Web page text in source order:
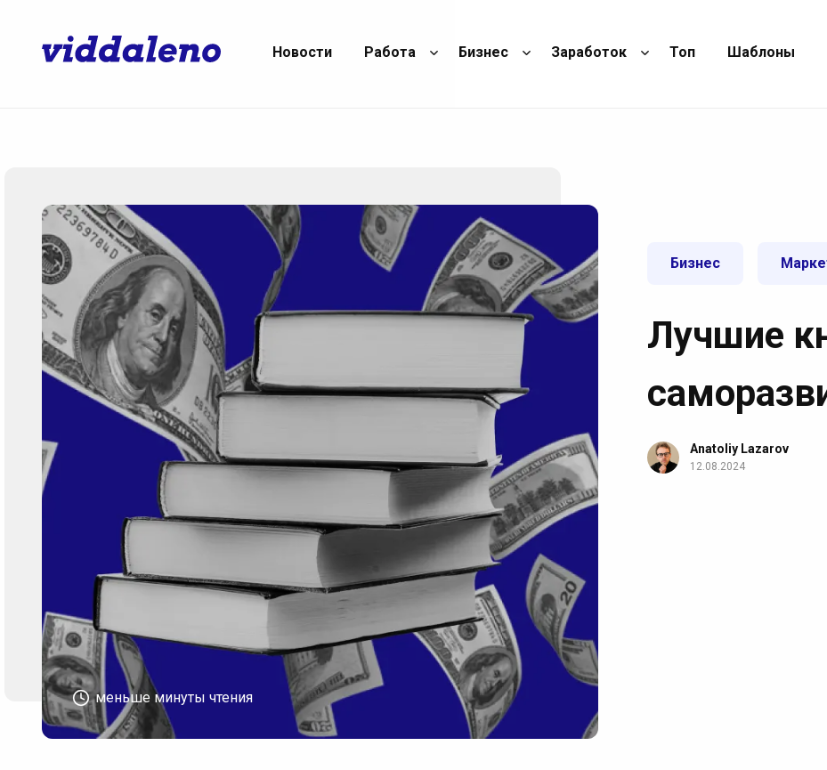
Новости Работа Бизнес Заработок Топ Шаблоны
меньше минуты чтения
Бизнес
Лучшие
Anatoliy Lazarov
12.08.2024